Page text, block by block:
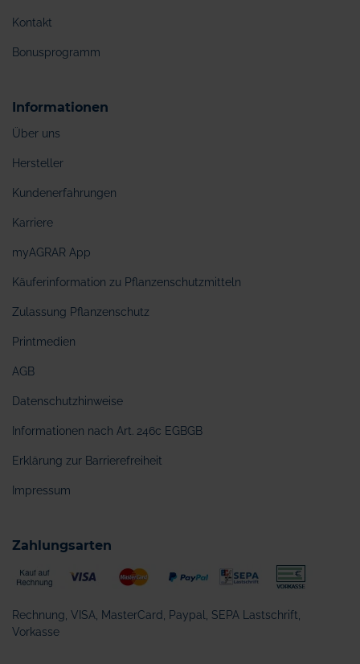
Kontakt
Bonusprogramm
Informationen
Über uns
Hersteller
Kundenerfahrungen
Karriere
myAGRAR App
Käuferinformation zu Pflanzenschutzmitteln
Zulassung Pflanzenschutz
Printmedien
AGB
Datenschutzhinweise
Informationen nach Art. 246c EGBGB
Erklärung zur Barrierefreiheit
Impressum
Zahlungsarten
Rechnung, VISA, MasterCard, Paypal, SEPA Lastschrift,
Vorkasse